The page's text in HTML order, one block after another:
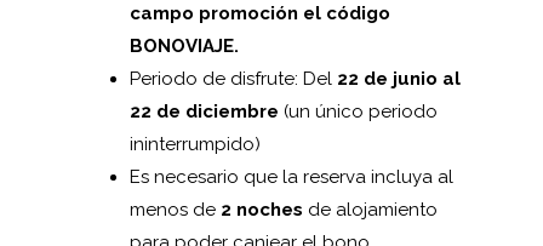
campo promoción el código
BONOVIAJE.
Periodo de disfrute: Del 22 de junio al
22 de diciembre (un único periodo
ininterrumpido)
Es necesario que la reserva incluya al
menos de 2 noches de alojamiento